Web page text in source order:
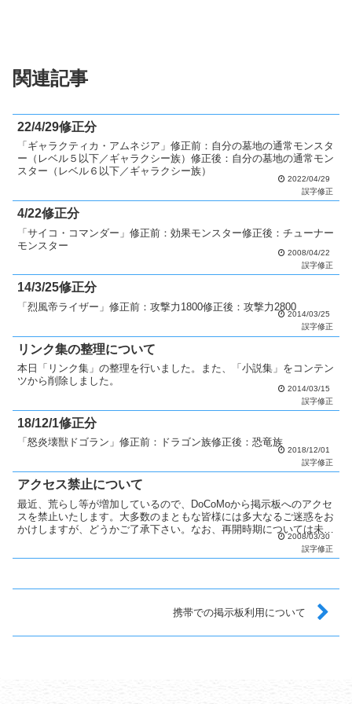
関連記事
22/4/29修正分
「ギャラクティカ・アムネジア」修正前：自分の墓地の通常モンスタ
ー（レベル５以下／ギャラクシー族）修正後：自分の墓地の通常モン
スター（レベル６以下／ギャラクシー族）
2022/04/29
誤字修正
4/22修正分
「サイコ・コマンダー」修正前：効果モンスター修正後：チューナー
モンスター
2008/04/22
誤字修正
14/3/25修正分
「烈風帝ライザー」修正前：攻撃力1800修正後：攻撃力2800
2014/03/25
誤字修正
リンク集の整理について
本日「リンク集」の整理を行いました。また、「小説集」をコンテン
ツから削除しました。
2014/03/15
誤字修正
18/12/1修正分
「怒炎壊獣ドゴラン」修正前：ドラゴン族修正後：恐竜族
2018/12/01
誤字修正
アクセス禁止について
最近、荒らし等が増加しているので、DoCoMoから掲示板へのアクセ
スを禁止いたします。大多数のまともな皆様には多大なるご迷惑をお
かけしますが、どうかご了承下さい。なお、再開時期については未定
2008/03/30
誤字修正
携帯での掲示板利用について